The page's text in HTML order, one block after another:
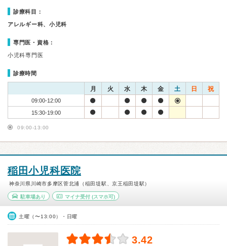
診療科目：
アレルギー科、小児科
専門医・資格：
小児科専門医
診療時間
月 火 水 木 金 土 日 祝
09:00-12:00
15:30-19:00
09:00-13:00
稲田小児科医院
神奈川県川崎市多摩区菅北浦（稲田堤駅、京王稲田堤駅）
駐車場あり マイナ受付(スマホ可)
土曜（〜13:00）・日曜
3.42